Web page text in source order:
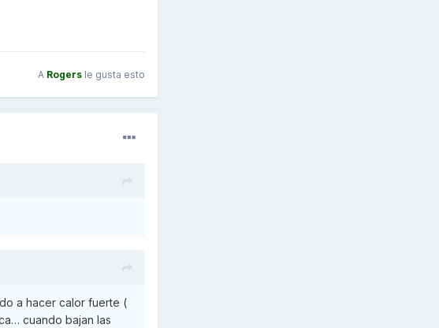
A Rogers le gusta esto
a hacer calor fuerte (
cuando bajan las